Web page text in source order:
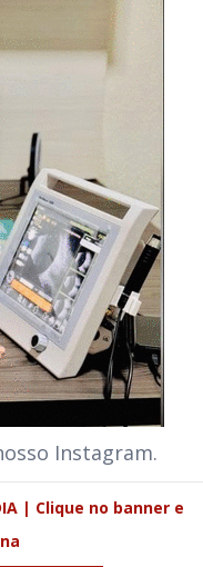
Instagram.
| Clique no banner e